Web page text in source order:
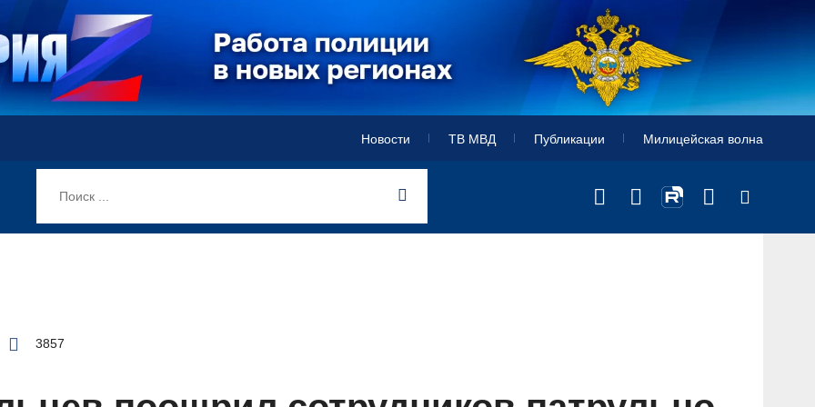
Новости ТВ МВД Публикации Милицейская волна
3857